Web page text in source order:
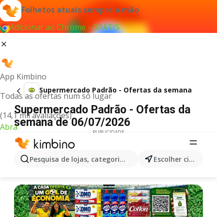
Folhetos atuais sempre à mão
Adicionar ao Chrome - GRÁTIS
App Kimbino
Todas as ofertas num só lugar
(14,1 mil avaliações)
Abra
Pesquisa de lojas, categorias,produtos... Escolher cidade
Supermercado Padrão - Ofertas da semana
Supermercado Padrão - Ofertas da
semana de 06/07/2026
PUBLICIDADE